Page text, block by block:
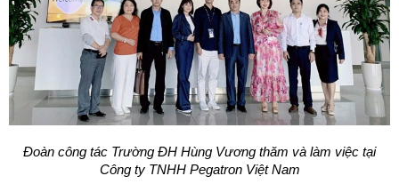
Đoàn công tác Trường ĐH Hùng Vương thăm và làm việc tại
Công ty TNHH Pegatron Việt Nam